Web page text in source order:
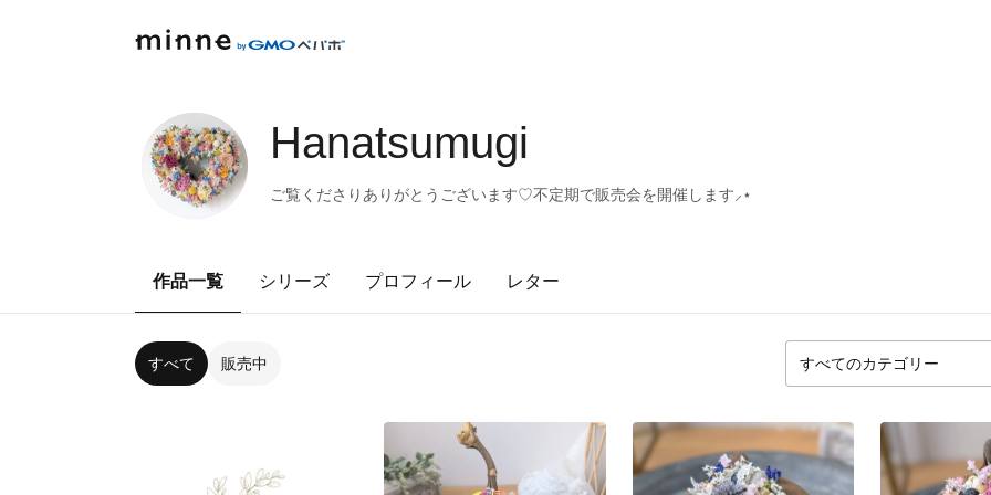
Hanatsumugi
ご覧くださりありがとうございます♡不定期で販売会を開催します⸝⋆
作品一覧 シリーズ プロフィール レター
すべて 販売中